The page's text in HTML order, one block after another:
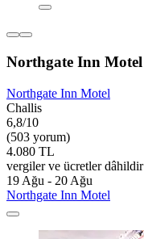
Northgate Inn Motel
Northgate Inn Motel
Challis
6,8/10
(503 yorum)
4.080 TL
vergiler ve ücretler dâhildir
19 Ağu - 20 Ağu
Northgate Inn Motel